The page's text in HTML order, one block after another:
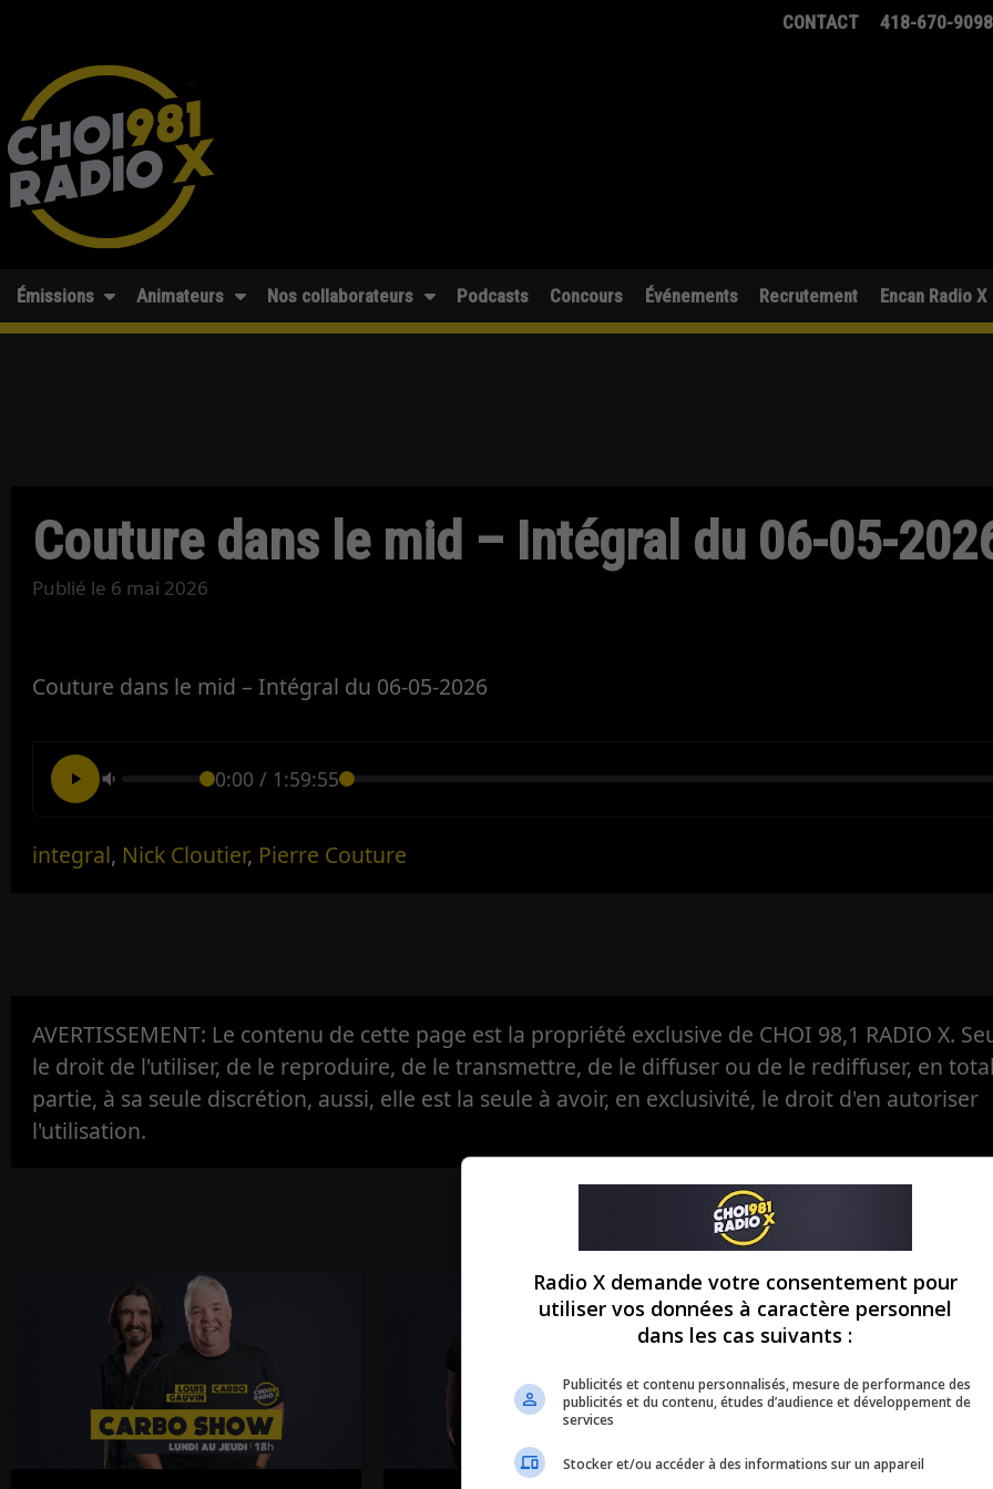
CONTACT 418-670-9098
Émissions Animateurs Nos collaborateurs Podcasts Concours Événements Recrutement Encan Radio X
Couture dans le mid – Intégral du 06-05-
Publié le 6 mai 2026
Couture dans le mid – Intégral du 06-05-2026
0:00 / 1:59:55
integral, Nick Cloutier, Pierre Couture
AVERTISSEMENT: Le contenu de cette page est la propriété exclusive de CHOI 98,1 RADIO X.
le droit de l'utiliser, de le reproduire, de le transmettre, de le diffuser ou de le rediffuser, en
partie, à sa seule discrétion, aussi, elle est la seule à avoir, en exclusivité, le droit d'en autoriser
l'utilisation.
Radio X demande votre consentement pour
utiliser vos données à caractère personnel
dans les cas suivants :
Publicités et contenu personnalisés, mesure de performance des
publicités et du contenu, études d’audience et développement de
services
Stocker et/ou accéder à des informations sur un appareil